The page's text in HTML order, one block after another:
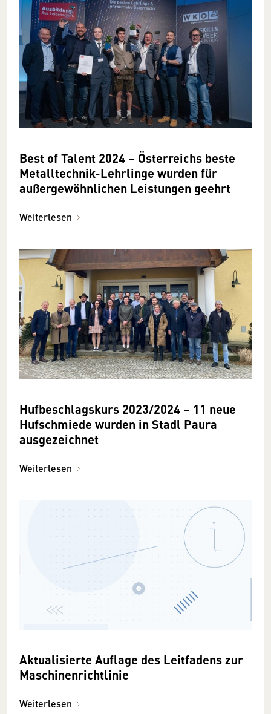
Best of Talent 2024 – Österreichs beste
Metalltechnik-Lehrlinge wurden für
außergewöhnlichen Leistungen geehrt
Weiterlesen
Hufbeschlagskurs 2023/2024 – 11 neue
Hufschmiede wurden in Stadl Paura
ausgezeichnet
Weiterlesen
Aktualisierte Auflage des Leitfadens zur
Maschinenrichtlinie
Weiterlesen